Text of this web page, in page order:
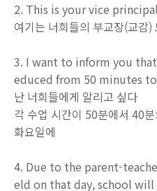
2. This is your vice
여기는 너희들의 부교장(교감)
3. I want to inform you
educed from 50 minutes
난 너희들에게 알리고 싶다
각 수업 시간이 50분에서 40
화요일에
4. Due to the parent-
eld on that day, school